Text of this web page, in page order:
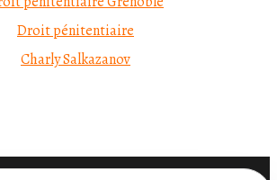
Droit pénitentiaire
Charly Salkazanov